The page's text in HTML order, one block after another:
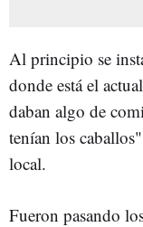
Al principio se
donde está el
daban algo de
tenían los
local.
Fueron pasando